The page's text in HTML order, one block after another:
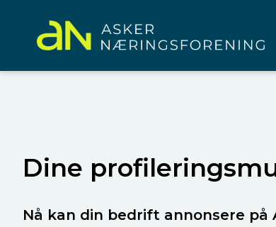
Dine
Nå kan din bedrift annonsere